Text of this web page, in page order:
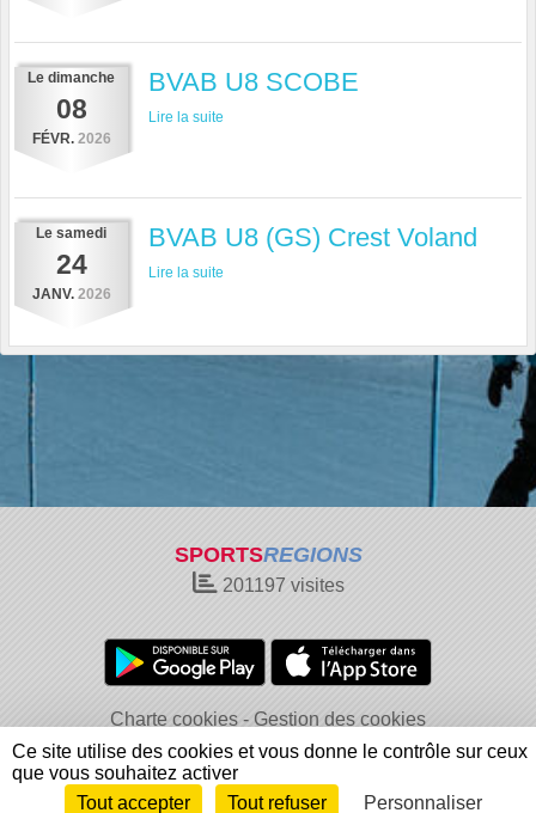
Le dimanche
08
FÉVR. 2026
BVAB U8 SCOBE
Lire la suite
Le samedi
24
JANV. 2026
BVAB U8 (GS) Crest Voland
Lire la suite
SPORTSREGIONS
201197 visites
Charte cookies
Gestion des cookies
Informations légales
Signaler un contenu inapproprié
Envie de participer ? Connexion
Ce site utilise des cookies et vous donne le contrôle sur ceux
que vous souhaitez activer
Tout accepter
Tout refuser Personnaliser